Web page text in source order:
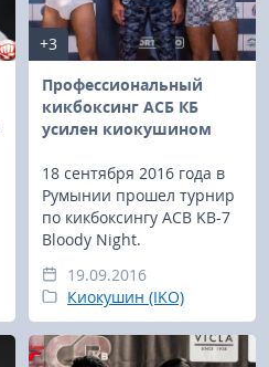
+3
Профессиональный
кикбоксинг АСБ КБ
усилен киокушином
18 сентября 2016 года в
Румынии прошел турнир
по кикбоксингу ACB KB-7
Bloody Night.
19.09.2016
Киокушин (IKO)